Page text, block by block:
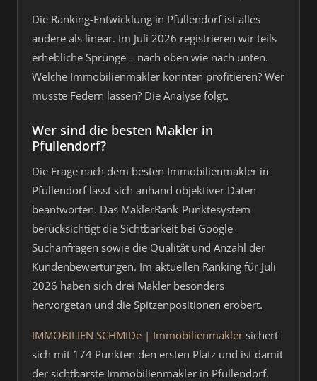
Die Ranking-Entwicklung in Pfullendorf ist alles
andere als linear. Im Juli 2026 registrieren wir teils
erhebliche Sprünge – nach oben wie nach unten.
Welche Immobilienmakler konnten profitieren? Wer
musste Federn lassen? Die Analyse folgt.
Wer sind die besten Makler in
Pfullendorf?
Die Frage nach dem besten Immobilienmakler in
Pfullendorf lässt sich anhand objektiver Daten
beantworten. Das MaklerRank-Punktesystem
berücksichtigt die Sichtbarkeit bei Google-
Suchanfragen sowie die Qualität und Anzahl der
Kundenbewertungen. Im aktuellen Ranking für Juli
2026 haben sich drei Makler besonders
hervorgetan und die Spitzenpositionen erobert.
IMMOBILIEN SCHMIDe | Immobilienmakler sichert
sich mit 174 Punkten den ersten Platz und ist damit
der sichtbarste Immobilienmakler in Pfullendorf.